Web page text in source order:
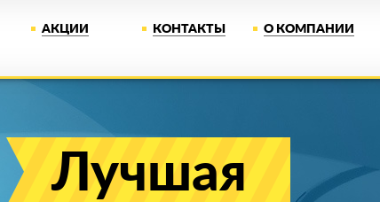
АКЦИИ КОНТАКТЫ О КОМПАНИИ
Лучшая